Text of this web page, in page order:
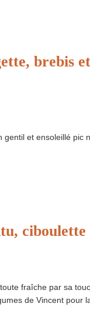
brebis
gentil et ensoleillé pic
fraîche par sa
de Vincent pour